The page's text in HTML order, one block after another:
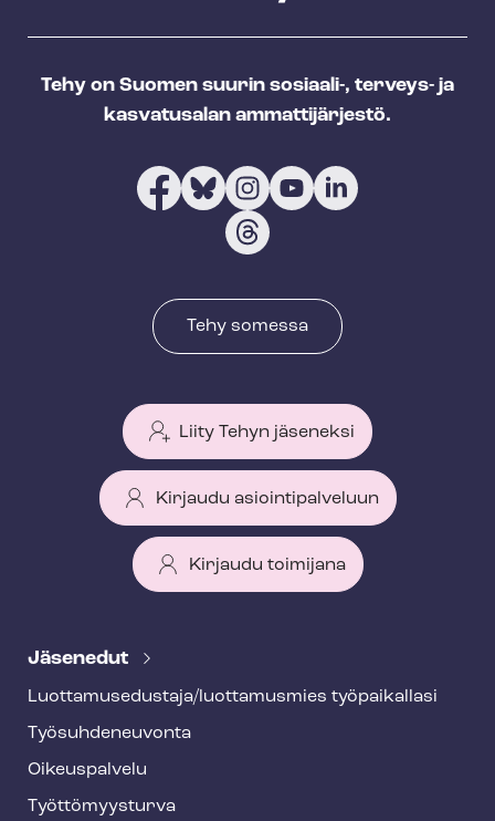
Tehy on Suomen suurin sosiaali-, terveys- ja
kasvatusalan ammattijärjestö.
Tehy somessa
Liity Tehyn jäseneksi
Kirjaudu asiointipalveluun
Kirjaudu toimijana
e
f
o
o
Jäsenedut
Luot­ta­muse­dus­ta­ja/luottamusmies työpaikallasi
Työ­suh­de­neu­von­ta
Oikeuspalvelu
Työt­tö­myys­tur­va